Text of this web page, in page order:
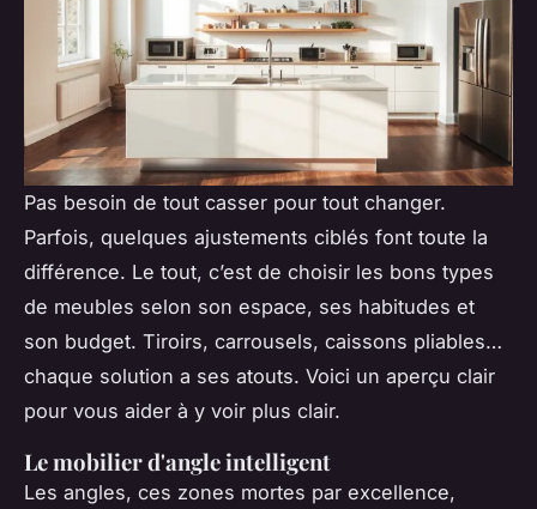
Pas besoin de tout casser pour tout changer.
Parfois, quelques ajustements ciblés font toute la
différence. Le tout, c’est de choisir les bons types
de meubles selon son espace, ses habitudes et
son budget. Tiroirs, carrousels, caissons pliables…
chaque solution a ses atouts. Voici un aperçu clair
pour vous aider à y voir plus clair.
Le mobilier d'angle intelligent
Les angles, ces zones mortes par excellence,